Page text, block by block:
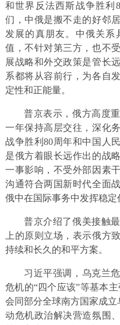
和世界反法西斯战争胜利
们，中俄是搬不走的好邻
发展的真朋友。中俄关系
值，不针对第三方，也不
展战略和外交政策是管长
系都将从容前行，为各自
定性和正能量。
普京表示，俄方高度
一年保持高层交往，深化
战争胜利80周年和中国人
是俄方着眼长远作出的战
一事影响，不受外部因素
沟通符合两国新时代全面
俄中在国际事务中发挥稳定
普京介绍了俄美接触
上的原则立场，表示俄方
持续和长久的和平方案。
习近平强调，乌克兰
危机的“四个应该”等基本
会同部分全球南方国家成
动危机政治解决营造氛围